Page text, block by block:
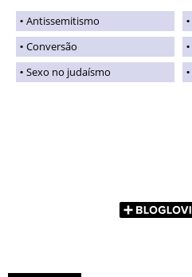
Antissemitismo
Conversão
Sexo no judaísmo